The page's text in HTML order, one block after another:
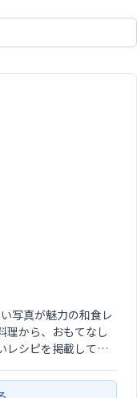
写真が魅力の和食レ
理から、おもてなし
レシピを掲載してい